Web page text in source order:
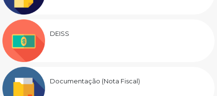
DEISS
Documentação (Nota Fiscal)